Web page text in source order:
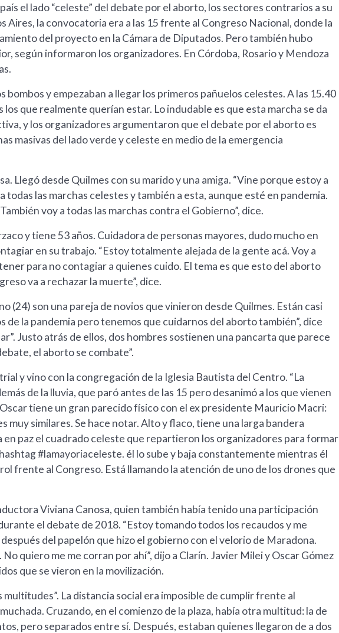
el lado “celeste” del debate por el aborto, los sectores contrarios a su
Aires, la convocatoria era a las 15 frente al Congreso Nacional, donde la
del proyecto en la Cámara de Diputados. Pero también hubo
según informaron los organizadores. En Córdoba, Rosario y Mendoza
bombos y empezaban a llegar los primeros pañuelos celestes. A las 15.40
que realmente querían estar. Lo indudable es que esta marcha se da
y los organizadores argumentaron que el debate por el aborto es
masivas del lado verde y celeste en medio de la emergencia
Llegó desde Quilmes con su marido y una amiga. “Vine porque estoy a
todas las marchas celestes y también a esta, aunque esté en pandemia.
voy a todas las marchas contra el Gobierno”, dice.
y tiene 53 años. Cuidadora de personas mayores, dudo mucho en
en su trabajo. “Estoy totalmente alejada de la gente acá. Voy a
para no contagiar a quienes cuido. El tema es que esto del aborto
va a rechazar la muerte”, dice.
(24) son una pareja de novios que vinieron desde Quilmes. Están casi
de la pandemia pero tenemos que cuidarnos del aborto también”, dice
Justo atrás de ellos, dos hombres sostienen una pancarta que parece
el aborto se combate”.
y vino con la congregación de la Iglesia Bautista del Centro. “La
de la lluvia, que paró antes de las 15 pero desanimó a los que vienen
tiene un gran parecido físico con el ex presidente Mauricio Macri:
muy similares. Se hace notar. Alto y flaco, tiene una larga bandera
en paz el cuadrado celeste que repartieron los organizadores para formar
#lamayoriaceleste. él lo sube y baja constantemente mientras él
frente al Congreso. Está llamando la atención de uno de los drones que
Viviana Canosa, quien también había tenido una participación
el debate de 2018. “Estoy tomando todos los recaudos y me
del papelón que hizo el gobierno con el velorio de Maradona.
quiero me me corran por ahí”, dijo a Clarín. Javier Milei y Oscar Gómez
que se vieron en la movilización.
multitudes”. La distancia social era imposible de cumplir frente al
Cruzando, en el comienzo de la plaza, había otra multitud: la de
pero separados entre sí. Después, estaban quienes llegaron de a dos